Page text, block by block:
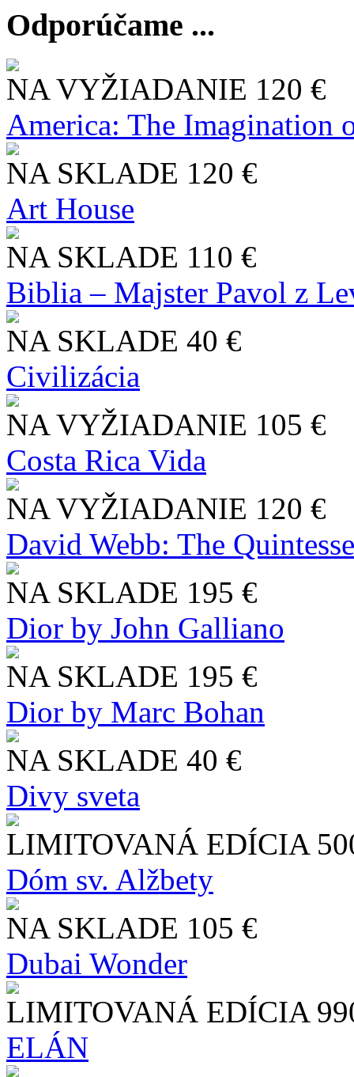
Odporúčame ...
NA VYŽIADANIE 120 €
America: The Imagination
NA SKLADE 120 €
Art House
NA SKLADE 110 €
Biblia – Majster Pavol z
NA SKLADE 40 €
Civilizácia
NA VYŽIADANIE 105 €
Costa Rica Vida
NA VYŽIADANIE 120 €
David Webb: The
NA SKLADE 195 €
Dior by John Galliano
NA SKLADE 195 €
Dior by Marc Bohan
NA SKLADE 40 €
Divy sveta
LIMITOVANÁ EDÍCIA
Dóm sv. Alžbety
NA SKLADE 105 €
Dubai Wonder
LIMITOVANÁ EDÍCIA
ELÁN